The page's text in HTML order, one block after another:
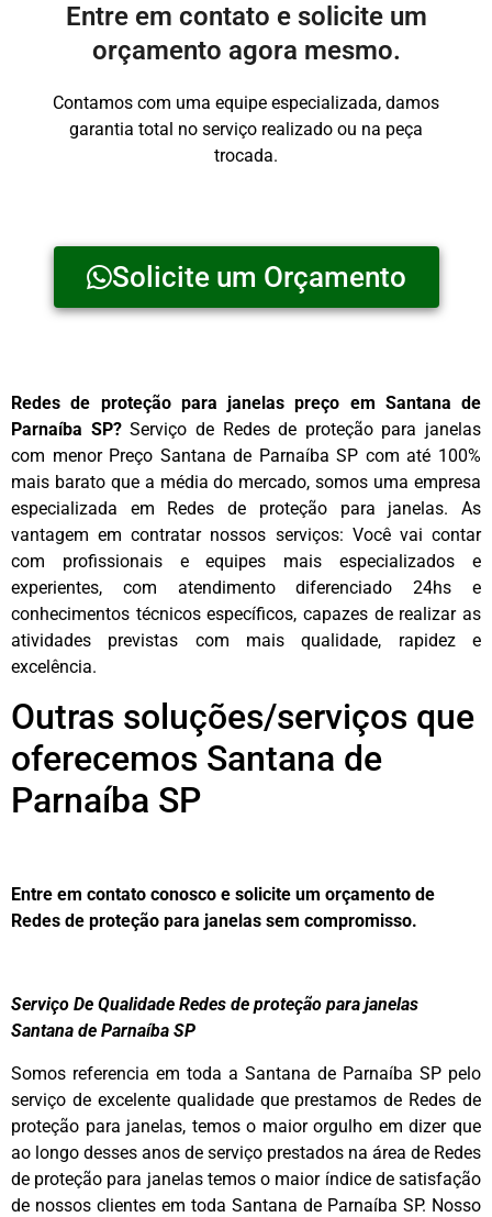
Entre em contato e solicite um
orçamento agora mesmo.
Contamos com uma equipe especializada, damos
garantia total no serviço realizado ou na peça
trocada.
Solicite um Orçamento
Redes de proteção para janelas preço em Santana de
Parnaíba SP?Serviço de Redes de proteção para janelas
com menor Preço Santana de Parnaíba SP com até 100%
mais barato que a média do mercado, somos uma empresa
especializada em Redes de proteção para janelas. As
vantagem em contratar nossos serviços: Você vai contar
com profissionais e equipes mais especializados e
experientes, com atendimento diferenciado 24hs e
conhecimentos técnicos específicos, capazes de realizar as
atividades previstas com mais qualidade, rapidez e
excelência.
Outras soluções/serviços que
oferecemos Santana de
Parnaíba SP
Entre em contato conosco e solicite um orçamento de
Redes de proteção para janelas sem compromisso.
Serviço De Qualidade Redes de proteção para janelas
Santana de Parnaíba SP
Somos referencia em toda a Santana de Parnaíba SP pelo
serviço de excelente qualidade que prestamos de Redes de
proteção para janelas, temos o maior orgulho em dizer que
ao longo desses anos de serviço prestados na área de Redes
de proteção para janelas temos o maior índice de satisfação
de nossos clientes em toda Santana de Parnaíba SP. Nosso